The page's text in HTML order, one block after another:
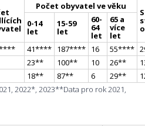
Počet obyvatel ve věku
0-14
let
15-59
let
60-
64
let
65 a
více
let
** 41**** 187**** 16 55****
23** 100** 10 26**
18** 87** 6 29**
2022*, 2023**Data pro rok 2021,